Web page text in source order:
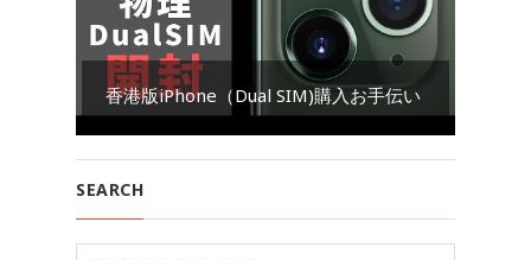
香港版iPhone（Dual SIM)購入お手伝い
SEARCH